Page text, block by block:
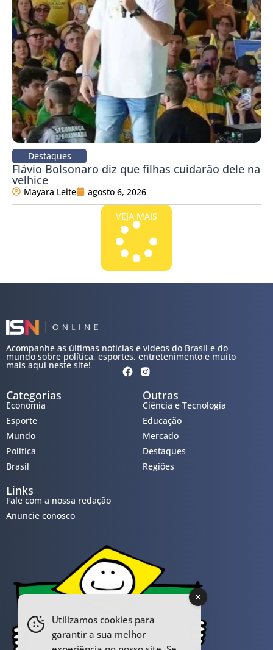
Destaques
Flávio Bolsonaro diz que filhas cuidarão dele na
velhice
Mayara Leite agosto 6, 2026
VEJA MAIS
Acompanhe as últimas notícias e vídeos do Brasil e do
mundo sobre política, esportes, entretenimento e muito
mais aqui neste site!
Categorias
Economia
Esporte
Mundo
Política
Brasil
Outras
Ciência e Tecnologia
Educação
Mercado
Destaques
Regiões
Links
Fale com a nossa redação
Anuncie conosco
Utilizamos cookies para
garantir a sua melhor